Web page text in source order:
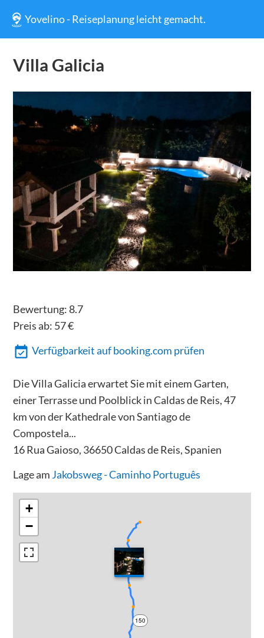
Yovelino - Reiseplanung leicht gemacht.
Villa Galicia
Bewertung: 8.7
Preis ab: 57€
Verfügbarkeit auf booking.com prüfen
Die Villa Galicia erwartet Sie mit einem Garten,
einer Terrasse und Poolblick in Caldas de Reis, 47
km von der Kathedrale von Santiago de
Compostela...
16 Rua Gaioso, 36650 Caldas de Reis, Spanien
Lage am Jakobsweg - Caminho Português
150
200
+
−